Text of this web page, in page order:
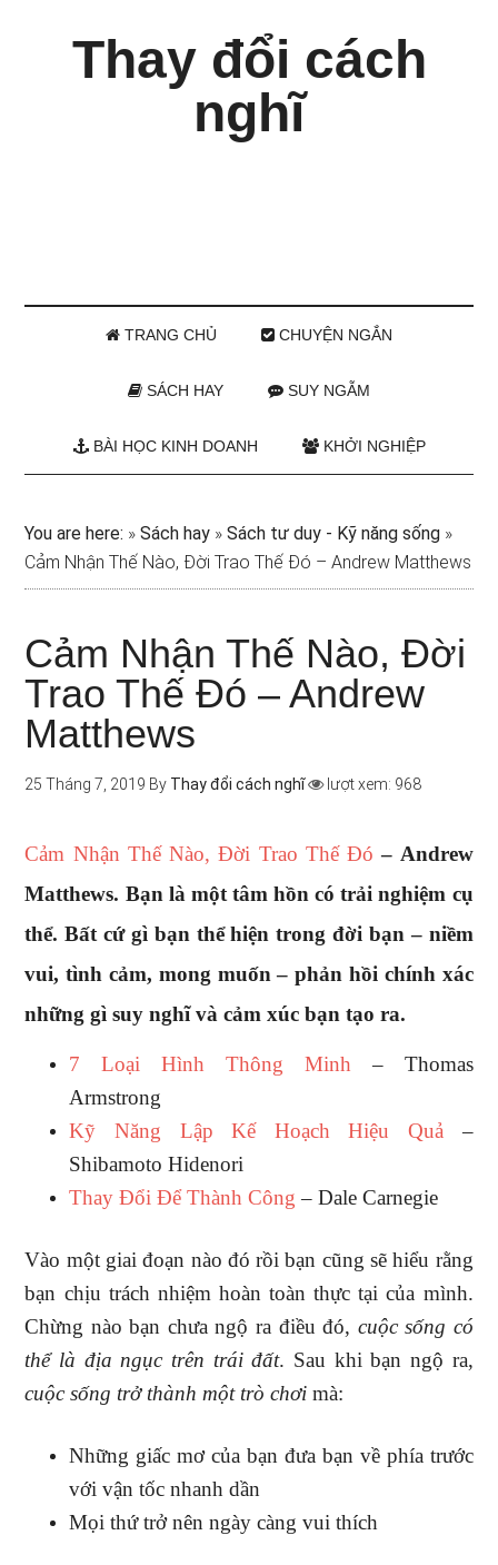
Thay đổi cách
nghĩ
TRANG CHỦ CHUYỆN NGẮN
SÁCH HAY SUY NGẪM
BÀI HỌC KINH DOANH KHỞI NGHIỆP
You are here: »Sách hay »Sách tư duy - Kỹ năng sống »
Cảm Nhận Thế Nào, Đời Trao Thế Đó – Andrew Matthews
Cảm Nhận Thế Nào, Đời
Trao Thế Đó – Andrew
Matthews
25 Tháng 7, 2019 By Thay đổi cách nghĩ lượt xem: 968
Cảm Nhận Thế Nào, Đời Trao Thế Đó – Andrew
Matthews. Bạn là một tâm hồn có trải nghiệm cụ
thể. Bất cứ gì bạn thể hiện trong đời bạn – niềm
vui, tình cảm, mong muốn – phản hồi chính xác
những gì suy nghĩ và cảm xúc bạn tạo ra.
7 Loại Hình Thông Minh – Thomas
Armstrong
Kỹ Năng Lập Kế Hoạch Hiệu Quả –
Shibamoto Hidenori
Thay Đổi Để Thành Công – Dale Carnegie
Vào một giai đoạn nào đó rồi bạn cũng sẽ hiểu rằng
bạn chịu trách nhiệm hoàn toàn thực tại của mình.
Chừng nào bạn chưa ngộ ra điều đó, cuộc sống có
thể là địa ngục trên trái đất. Sau khi bạn ngộ ra,
cuộc sống trở thành một trò chơi mà:
Những giấc mơ của bạn đưa bạn về phía trước
với vận tốc nhanh dần
Mọi thứ trở nên ngày càng vui thích